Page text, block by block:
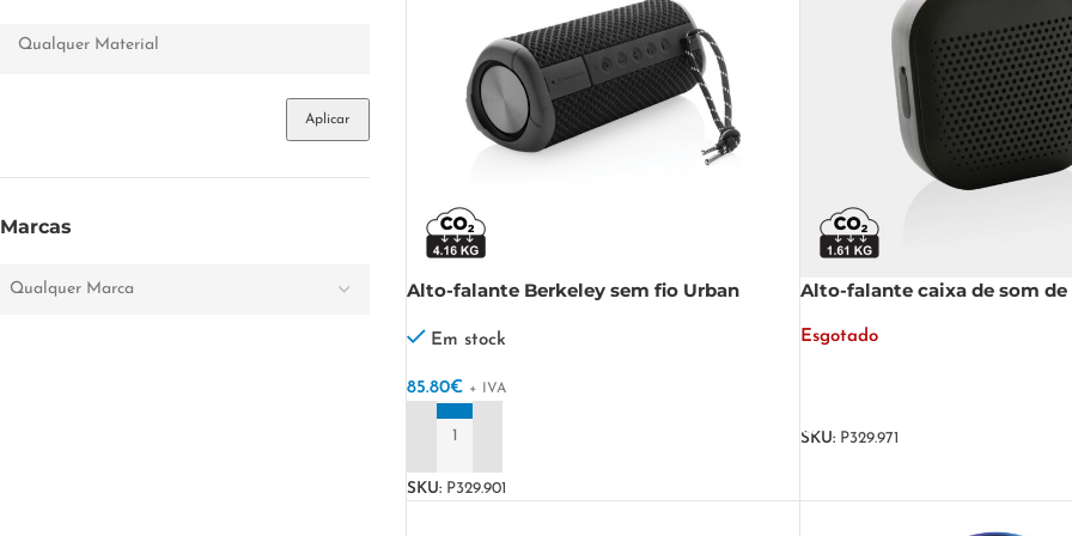
Aplicar
Marcas
Qualquer Marca
Alto-falante Berkeley sem fio Urban
Em stock
85.80€ + IVA
SKU: P329.901
Alto-falante caixa de som
Esgotado
SKU: P329.971